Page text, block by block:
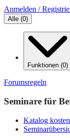
Anmelden /
Alle (0)
Funktionen (0)
Forumsregeln
Seminare für
Katalog